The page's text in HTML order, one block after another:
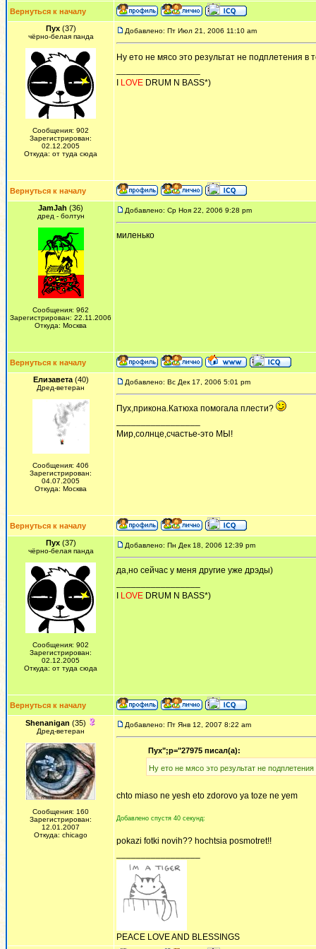
Вернуться к началу
Пух(37)
чёрно-белая панда
Сообщения: 902
Зарегистрирован:
02.12.2005
Откуда: от туда сюда
Добавлено: Пт Июл 21, 2006 11:10 am
Ну ето не мясо это результат не подплетения
LOVE DRUM N BASS*)
Вернуться к началу
JamJah (36)
дред - болтун
Сообщения: 962
Зарегистрирован: 22.11.2006
Откуда: Москва
Добавлено: Ср Ноя 22, 2006 9:28 pm
миленько
Вернуться к началу
Елизавета(40)
Дред-ветеран
Сообщения: 406
Зарегистрирован:
04.07.2005
Откуда: Москва
Добавлено: Вс Дек 17, 2006 5:01 pm
Пух,прикона.Катюха помогала плести?
Мир,солнце,счастье-это МЫ!
Вернуться к началу
Пух(37)
чёрно-белая панда
Сообщения: 902
Зарегистрирован:
02.12.2005
Откуда: от туда сюда
Добавлено: Пн Дек 18, 2006 12:39 pm
да,но сейчас у меня другие уже дрэды)
LOVE DRUM N BASS*)
Вернуться к началу
Shenanigan (35)
Дред-ветеран
Сообщения: 160
Зарегистрирован:
12.01.2007
Откуда: chicago
Добавлено: Пт Янв 12, 2007 8:22 am
Пух";p="27975 писал(а):
Ну ето не мясо это результат не
chto miaso ne yesh eto zdorovo ya toze ne yem
Добавлено спустя 40 секунд:
pokazi fotki novih?? hochtsia posmotret!!
PEACE LOVE AND BLESSINGS